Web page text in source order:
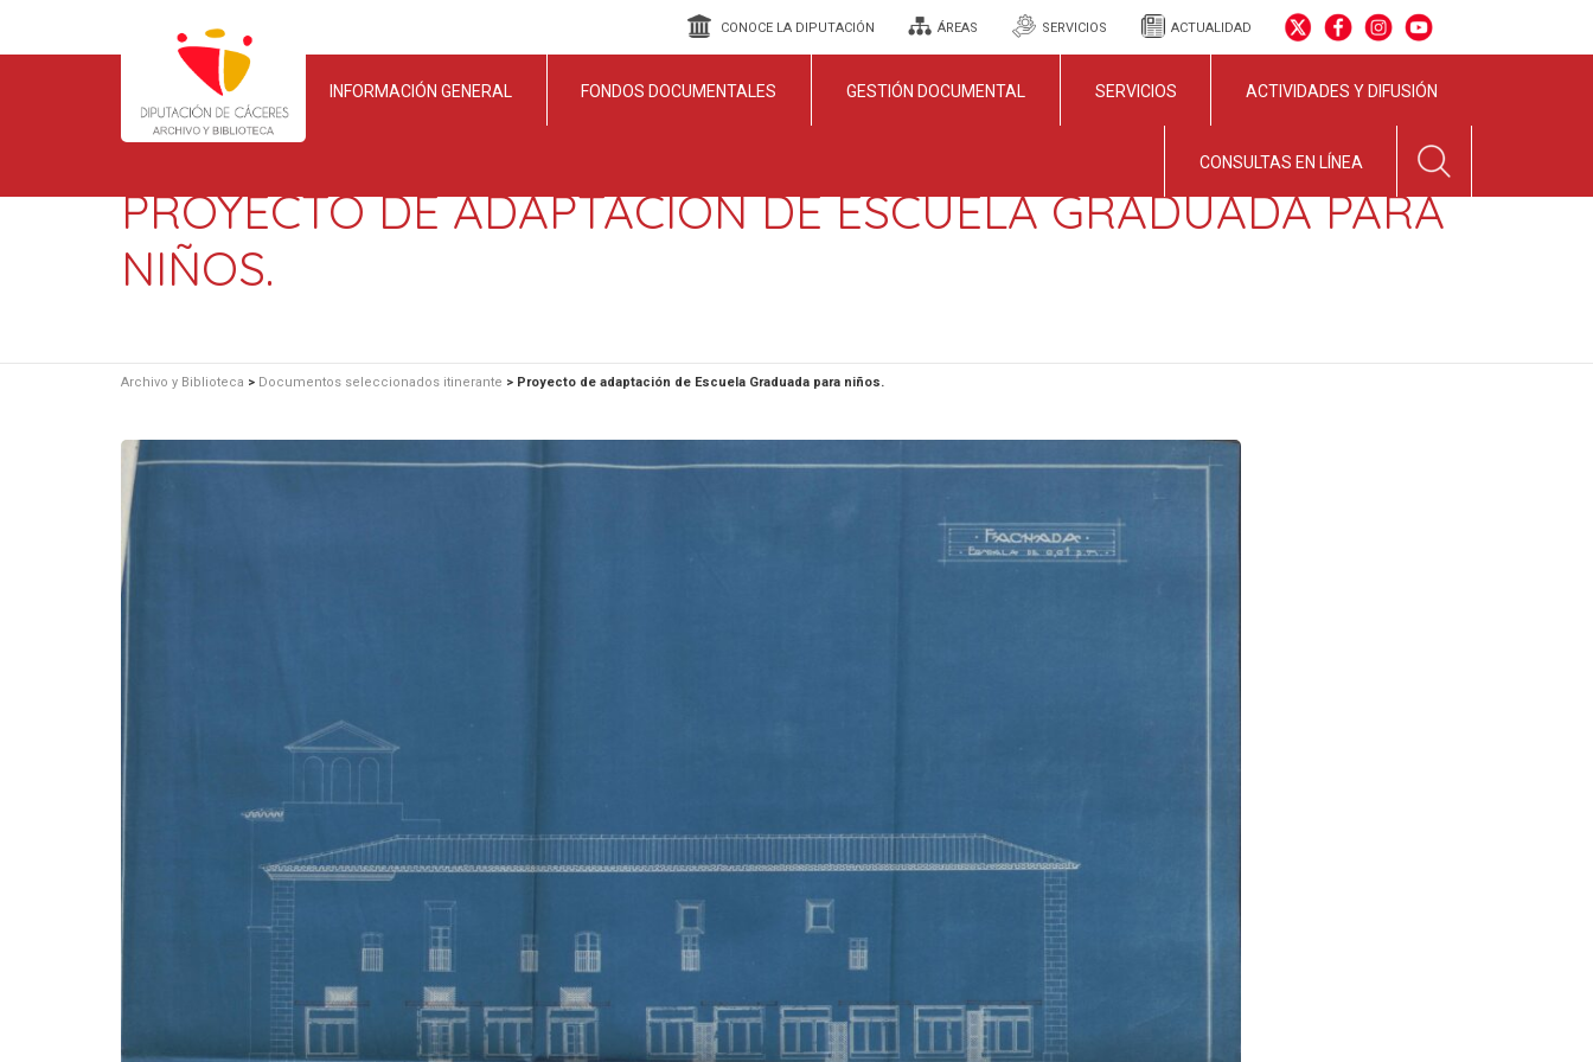
CONOCE LA DIPUTACIÓN ÁREAS SERVICIOS ACTUALIDAD
INFORMACIÓN GENERAL FONDOS DOCUMENTALES GESTIÓN DOCUMENTAL SERVICIOS ACTIVIDADES Y DIFUSIÓN
CONSULTAS EN LÍNEA
PROYECTO DE ADAPTACIÓN DE ESCUELA GRADUADA PARA
NIÑOS.
Archivo y Biblioteca > Documentos seleccionados itinerante > Proyecto de adaptación de Escuela Graduada para niños.